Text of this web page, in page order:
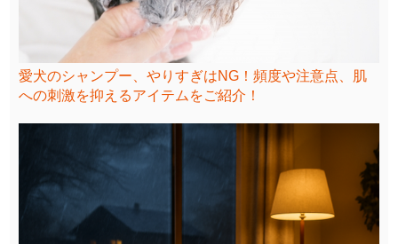
愛犬のシャンプー、やりすぎはNG！頻度や注意点、肌
への刺激を抑えるアイテムをご紹介！